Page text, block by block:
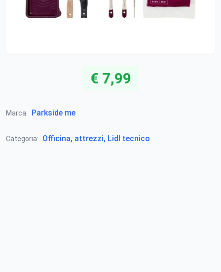
€ 7,99
Marca: Parkside me
Categoria: Officina, attrezzi, Lidl tecnico